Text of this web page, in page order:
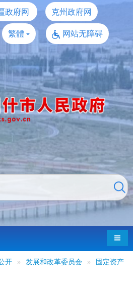
政府网
克州政府网
繁體 网站无障碍
导航
开 » 发展和改革委员会 »
固定资产